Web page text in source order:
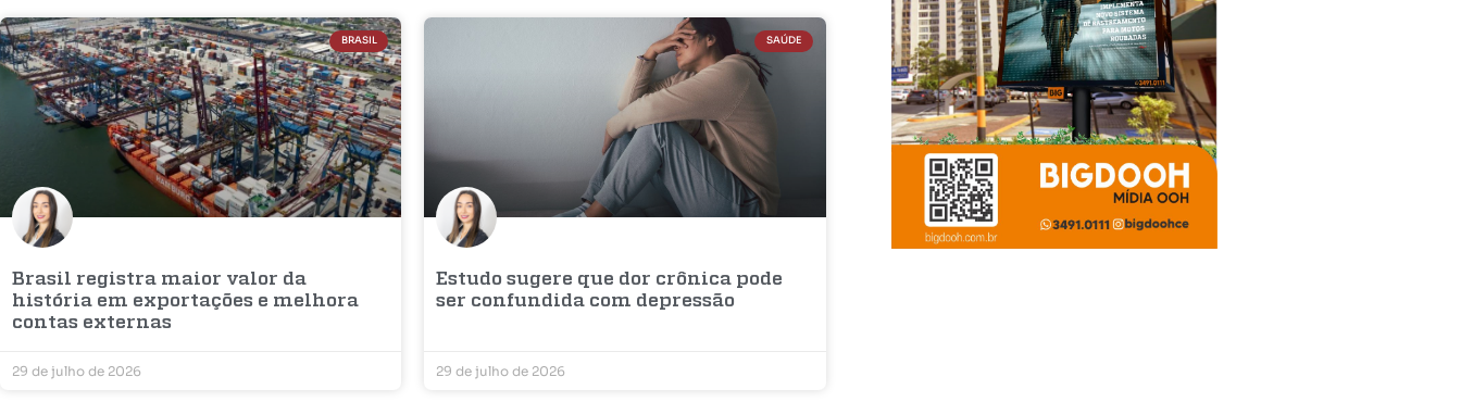
BRASIL
Brasil registra maior valor da
história em exportações e melhora
contas externas
29 de julho de 2026
SAÚDE
Estudo sugere que dor crônica pode
ser confundida com depressão
29 de julho de 2026